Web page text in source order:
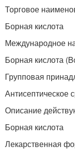
Торговое
Борная кислота
Международное
Борная кислота
Групповая
Антисептическое
Описание
Борная кислота
Лекарственная